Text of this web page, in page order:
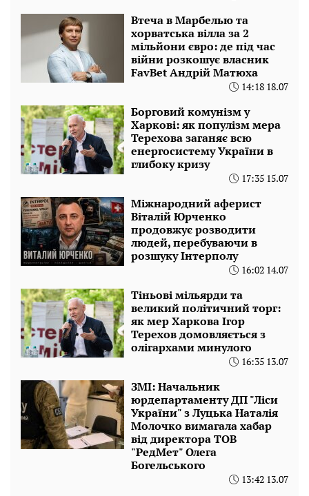
Втеча в Марбелью та
хорватська вілла за 2
мільйони євро: де під час
війни розкошує власник
FavBet Андрій Матюха
14:18 18.07
Борговий комунізм у
Харкові: як популізм мера
Терехова заганяє всю
енергосистему України в
глибоку кризу
17:35 15.07
Міжнародний аферист
Віталій Юрченко
продовжує розводити
людей, перебуваючи в
розшуку Інтерполу
16:02 14.07
Тіньові мільярди та
великий політичний торг:
як мер Харкова Ігор
Терехов домовляється з
олігархами минулого
16:35 13.07
ЗМІ: Начальник
юрдепартаменту ДП "Ліси
України" з Луцька Наталія
Молочко вимагала хабар
від директора ТОВ
"РедМет" Олега
Богельського
13:42 13.07